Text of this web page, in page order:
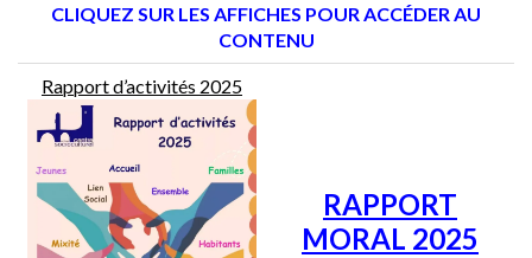
CLIQUEZ SUR LES AFFICHES POUR ACCÉDER AU
CONTENU
Rapport d’activités 2025
RAPPORT
MORAL 2025